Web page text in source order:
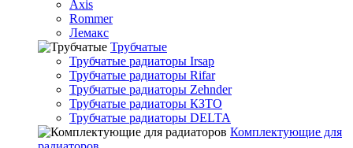
Axis
Rommer
Лемакс
Трубчатые
Трубчатые радиаторы Irsap
Трубчатые радиаторы Rifar
Трубчатые радиаторы Zehnder
Трубчатые радиаторы КЗТО
Трубчатые радиаторы DELTA
Комплектующие для